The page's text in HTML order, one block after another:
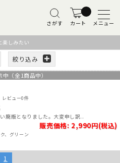
さがす カート メニュー
しみたい
絞り込み
中（全 1商品中）
レビュー0件
廃版となりました。大変申し訳..
販売価格: 2,990円(税込)
、グリーン
1